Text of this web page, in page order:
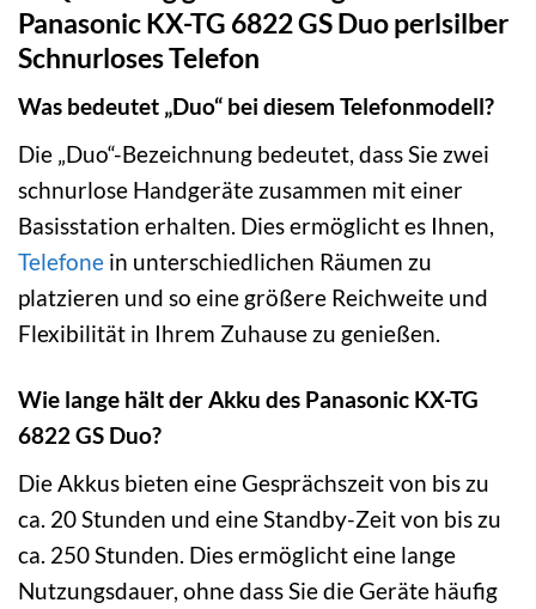
Panasonic KX-TG 6822 GS Duo perlsilber
Schnurloses Telefon
Was bedeutet „Duo“ bei diesem Telefonmodell?
Die „Duo“-Bezeichnung bedeutet, dass Sie zwei
schnurlose Handgeräte zusammen mit einer
Basisstation erhalten. Dies ermöglicht es Ihnen,
Telefone in unterschiedlichen Räumen zu
platzieren und so eine größere Reichweite und
Flexibilität in Ihrem Zuhause zu genießen.
Wie lange hält der Akku des Panasonic KX-TG
6822 GS Duo?
Die Akkus bieten eine Gesprächszeit von bis zu
ca. 20 Stunden und eine Standby-Zeit von bis zu
ca. 250 Stunden. Dies ermöglicht eine lange
Nutzungsdauer, ohne dass Sie die Geräte häufig